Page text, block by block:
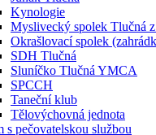
Kynologie
Myslivecký spolek Tlučná
Okrašlovací spolek
SDH Tlučná
Sluníčko Tlučná YMCA
SPCCH
Taneční klub
Tělovýchovná jednota
s pečovatelskou službou